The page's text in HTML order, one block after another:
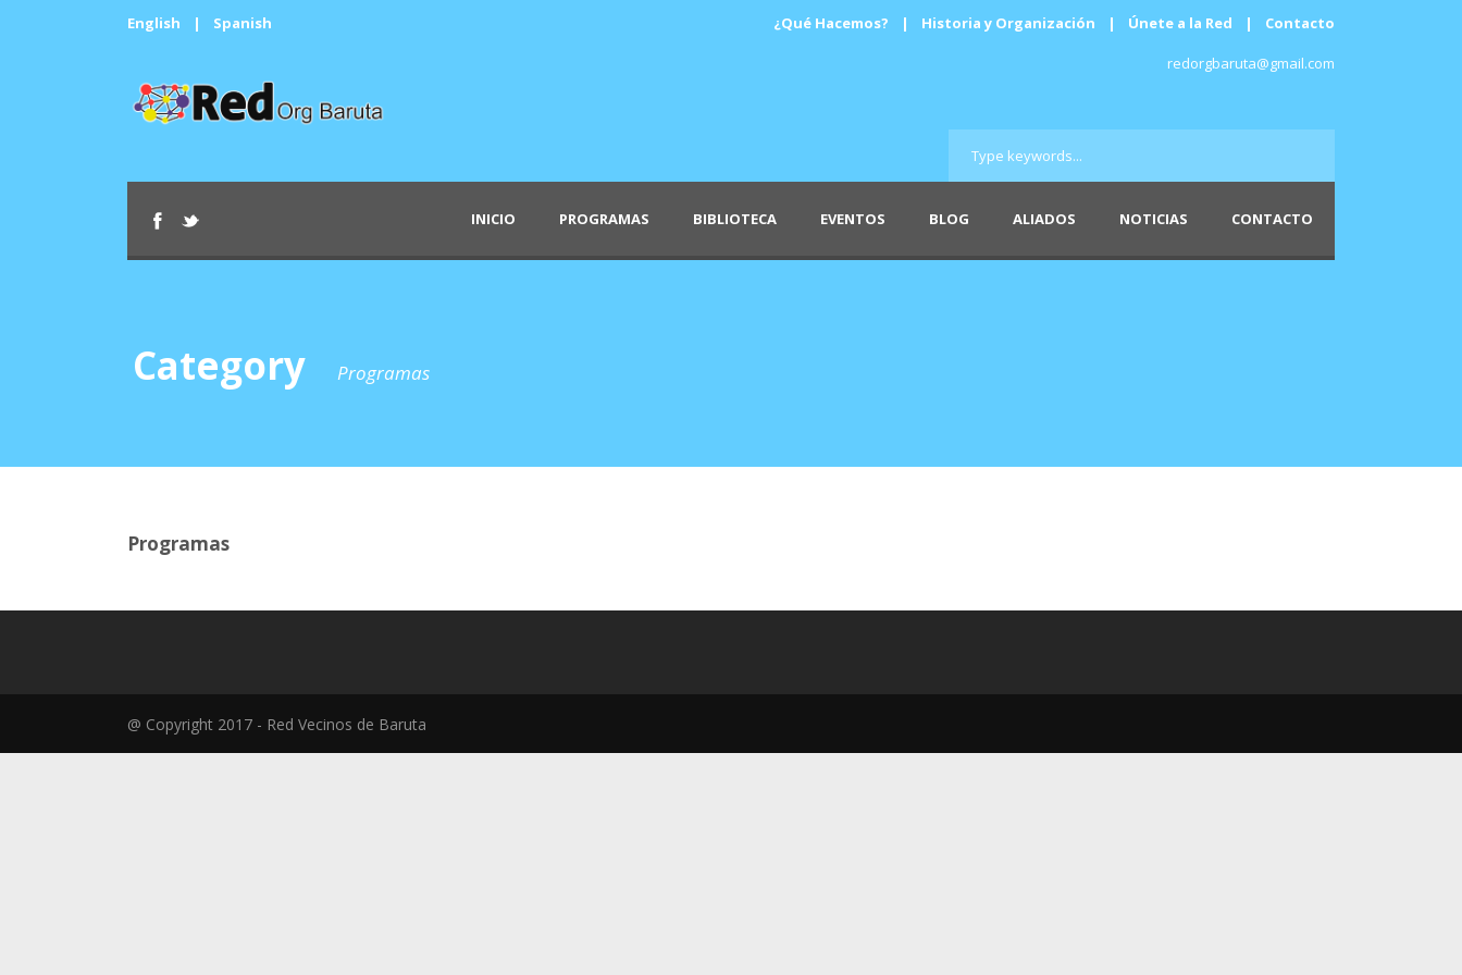
English | Spanish ¿Qué Hacemos? | Historia y Organización | Únete a la Red | Contacto
redorgbaruta@gmail.com
INICIO PROGRAMAS BIBLIOTECA EVENTOS BLOG ALIADOS NOTICIAS CONTACTO
Category Programas
Programas
@ Copyright 2017 - Red Vecinos de Baruta